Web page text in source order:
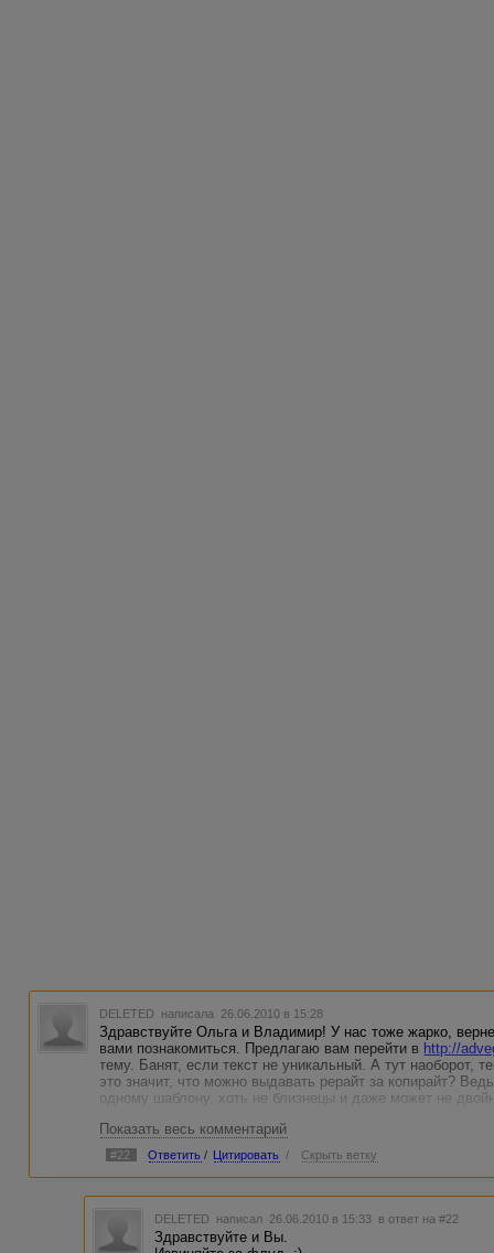
DELETED написала 26.06.2010 в 15:28
Здравствуйте Ольга и Владимир! У нас тоже жарко,
вами познакомиться. Предлагаю вам перейти в http://
тему. Банят, если текст не уникальный. А тут наоборот,
это значит, что можно выдавать рерайт за копирайт?
одному шаблону, хоть не близнецы и даже может не
Показать весь комментарий
#22 Ответить / Цитировать / Скрыть ветку
DELETED написал 26.06.2010 в 15:33 в ответ на #22
Здравствуйте и Вы.